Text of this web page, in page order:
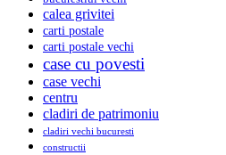
calea grivitei
carti postale
carti postale vechi
case cu povesti
case vechi
centru
cladiri de patrimoniu
cladiri vechi bucuresti
constructii